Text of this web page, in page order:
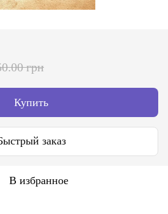
грн
Купить
заказ
В избранное